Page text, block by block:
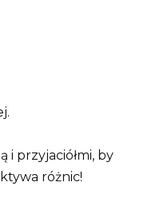
i przyjaciółmi, by
różnic!